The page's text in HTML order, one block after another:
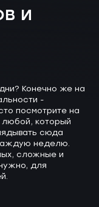
и
Конечно же на
-
посмотрите на
который
сюда
неделю.
сложные и
для